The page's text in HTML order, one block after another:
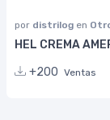
por distrilog en
HEL CREMA
+200 Ventas